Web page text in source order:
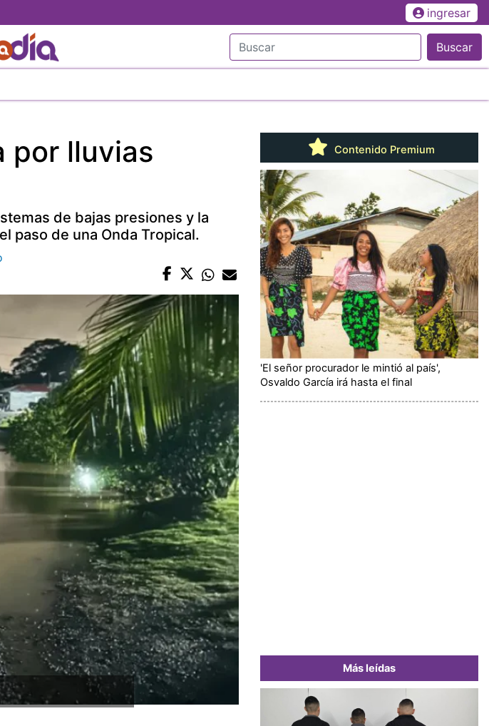
al
contenido
principal
ingresar
Buscar
por lluvias
de bajas presiones y la
paso de una Onda Tropical.
Contenido Premium
'El señor procurador le mintió al país',
Osvaldo García irá hasta el final
Más leídas